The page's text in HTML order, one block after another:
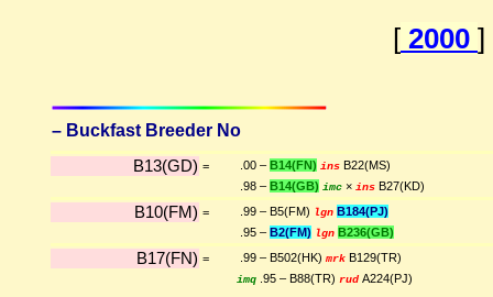
[ 2000 ]
– Buckfast Breeder No
B13(GD) = .00 – B14(FN) insB22(MS)
.98 – B14(GB) imc× insB27(KD)
B10(FM) = .99 – B5(FM) lgn B184(PJ)
.95 – B2(FM) lgn B236(GB)
B17(FN) = .99 – B502(HK) mrkB129(TR)
imq.95 – B88(TR) rudA224(PJ)